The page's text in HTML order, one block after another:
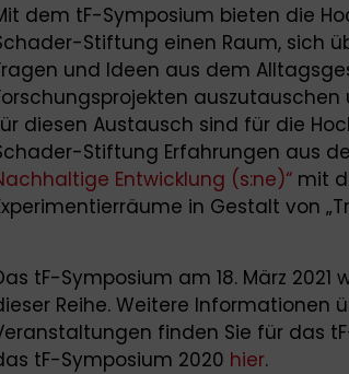
dem tF-Symposium bieten die
Stiftung einen Raum, sich
und Ideen aus dem
diesen Austausch sind für die
Stiftung Erfahrungen aus
Entwicklung (s:ne)“ mit
in Gestalt von
tF-Symposium am 18. März
Reihe. Weitere Informationen
finden Sie für das
tF-Symposium 2020 hier.